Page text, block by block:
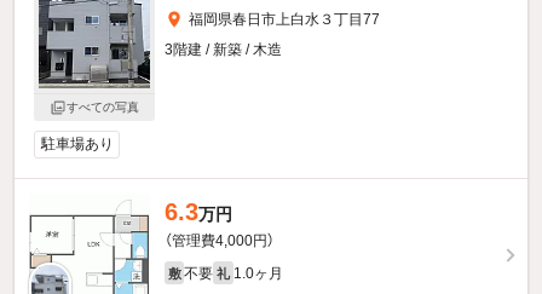
すべての写真
福岡県春日市上白水３丁目77
3階建 / 新築 / 木造
駐車場あり
6.3万円
（管理費4,000円）
敷 不要 礼 1.0ヶ月